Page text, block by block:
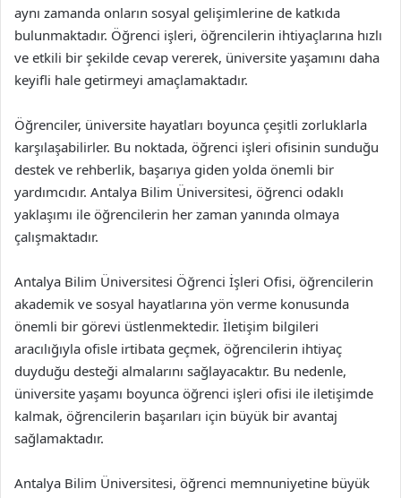
aynı zamanda onların sosyal gelişimlerine de katkıda
bulunmaktadır. Öğrenci işleri, öğrencilerin ihtiyaçlarına hızlı
ve etkili bir şekilde cevap vererek, üniversite yaşamını daha
keyifli hale getirmeyi amaçlamaktadır.
Öğrenciler, üniversite hayatları boyunca çeşitli zorluklarla
karşılaşabilirler. Bu noktada, öğrenci işleri ofisinin sunduğu
destek ve rehberlik, başarıya giden yolda önemli bir
yardımcıdır. Antalya Bilim Üniversitesi, öğrenci odaklı
yaklaşımı ile öğrencilerin her zaman yanında olmaya
çalışmaktadır.
Antalya Bilim Üniversitesi Öğrenci İşleri Ofisi, öğrencilerin
akademik ve sosyal hayatlarına yön verme konusunda
önemli bir görevi üstlenmektedir. İletişim bilgileri
aracılığıyla ofisle irtibata geçmek, öğrencilerin ihtiyaç
duyduğu desteği almalarını sağlayacaktır. Bu nedenle,
üniversite yaşamı boyunca öğrenci işleri ofisi ile iletişimde
kalmak, öğrencilerin başarıları için büyük bir avantaj
sağlamaktadır.
Antalya Bilim Üniversitesi, öğrenci memnuniyetine büyük